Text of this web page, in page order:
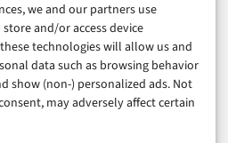
we and our partners use
and/or access device
technologies will allow us and
data such as browsing behavior
show (non-) personalized ads. Not
may adversely affect certain